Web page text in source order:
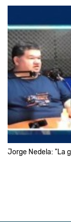
Jorge Nedela: "La